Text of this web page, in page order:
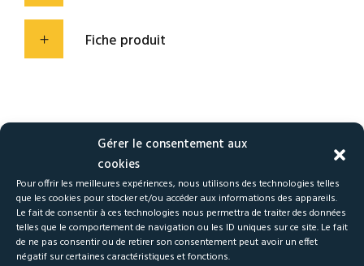
Gérer le consentement aux
cookies
Pour offrir les meilleures expériences, nous utilisons des technologies telles
que les cookies pour stocker et/ou accéder aux informations des appareils.
Le fait de consentir à ces technologies nous permettra de traiter des données
telles que le comportement de navigation ou les ID uniques sur ce site. Le fait
de ne pas consentir ou de retirer son consentement peut avoir un effet
négatif sur certaines caractéristiques et fonctions.
Fiche produit